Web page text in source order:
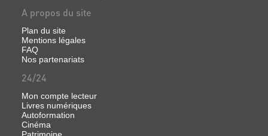
RÉPUBLI...
Livre
Paul-
Boncour,
Joseph
Plon
A propos du site
Plan du site
Mentions légales
FAQ
Nos partenariats
24/24
Mon compte lecteur
Livres numériques
Autoformation
Cinéma